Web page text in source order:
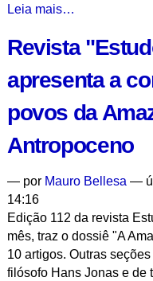
Biota
lança
técnico-
sobre
polinizadores
e
ambientais
Leia mais…
Revista
apresenta a
povos da
Antropoceno
— por Mauro Bellesa—
14:16
Edição 112 da revista
mês, traz o dossiê "A
10 artigos. Outras
filósofo Hans Jonas e de